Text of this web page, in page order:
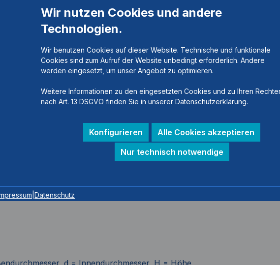
d = Innendurchmesser, H = Höhe
Wir nutzen Cookies und andere
Technologien.
Wir benutzen Cookies auf dieser Website. Technische und funktionale
Cookies sind zum Aufruf der Website unbedingt erforderlich. Andere
werden eingesetzt, um unser Angebot zu optimieren.
Weitere Informationen zu den eingesetzten Cookies und zu Ihren
nach Art. 13 DSGVO finden Sie in unserer Datenschutzerklärung.
Konfigurieren
Alle Cookies akzeptieren
Nur technisch notwendige
Datenschutz